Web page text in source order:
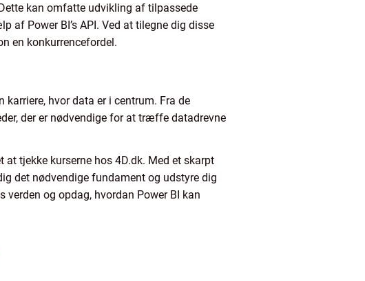
kan omfatte udvikling af tilpassede
af Power BI’s API. Ved at tilegne dig disse
en konkurrencefordel.
hvor data er i centrum. Fra de
der er nødvendige for at træffe datadrevne
at tjekke kurserne hos 4D.dk. Med et skarpt
det nødvendige fundament og udstyre dig
og opdag, hvordan Power BI kan